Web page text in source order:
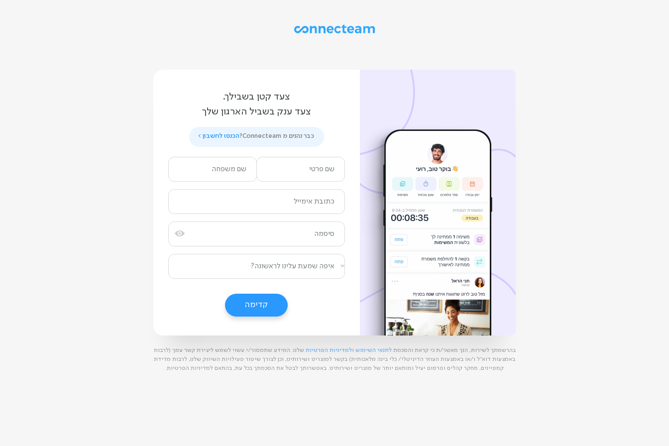
צעד קטן בשבילך.
צעד ענק בשביל הארגון שלך
כבר נהנים מ Connecteam? הכנסו לחשבון
קדימה
רושמים אותך למערכת, עוד רגע...
בהרשמתך לשירות, הנך מאשר/ת כי קראת והסכמתלתנאי השימוש ולמדיניות הפרטיות שלנו. המידע שתמסור/י עשוי לשמש ליצירת קשר עמך (לרבות
באמצעות דוא"ל ו/או באמצעות העוזר הדיגיטלי/ כלי בינה מלאכותית) בקשר למוצרינו ושירותינו, וכן לצורך שיפור פעילויות השיווק שלנו, לרבות מדידת
קמפיינים, מחקר קהלים ופרסום יעיל ומותאם יותר של מוצרינו ושירותינו. באפשרותך לבטל את הסכמתך בכל עת, בהתאם למדיניות הפרטיות.